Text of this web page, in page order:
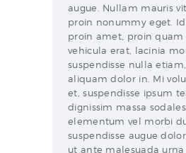
augue. Nullam mauris
proin nonummy eget.
proin amet, proin quam
vehicula erat, lacinia
suspendisse nulla
aliquam dolor in. Mi
et, suspendisse ipsum
dignissim massa
elementum vel morbi
suspendisse augue
ut ante malesuada urna